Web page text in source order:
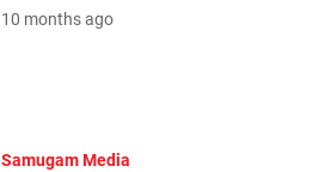
10 months ago
Samugam Media